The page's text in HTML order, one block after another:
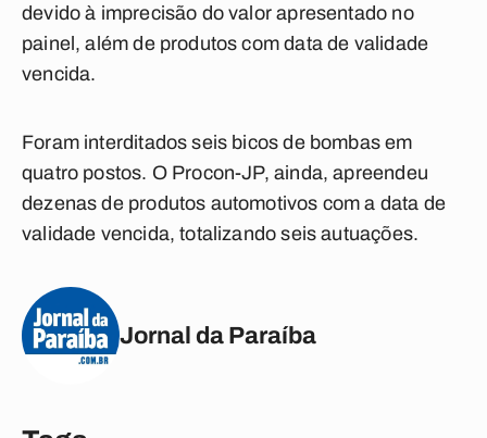
devido à imprecisão do valor apresentado no
painel, além de produtos com data de validade
vencida.
Foram interditados seis bicos de bombas em
quatro postos. O Procon-JP, ainda, apreendeu
dezenas de produtos automotivos com a data de
validade vencida, totalizando seis autuações.
Jornal da Paraíba